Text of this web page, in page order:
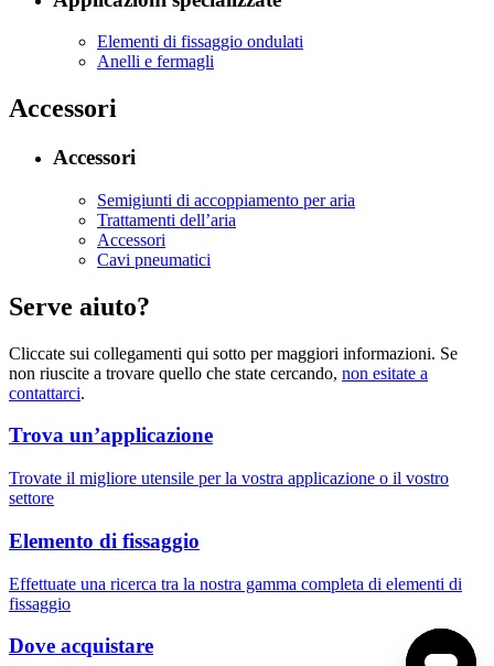
Elementi di fissaggio ondulati
Anelli e fermagli
Accessori
Accessori
Semigiunti di accoppiamento per aria
Trattamenti dell’aria
Accessori
Cavi pneumatici
Serve aiuto?
Cliccate sui collegamenti qui sotto per maggiori informazioni. Se
non riuscite a trovare quello che state cercando, non esitate a
contattarci.
Trova un’applicazione
Trovate il migliore utensile per la vostra applicazione o il vostro
settore
Elemento di fissaggio
Effettuate una ricerca tra la nostra gamma completa di elementi di
fissaggio
Dove acquistare